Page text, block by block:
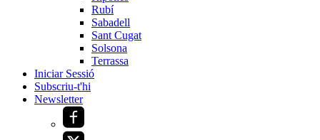
Rubí
Sabadell
Sant Cugat
Solsona
Terrassa
Iniciar Sessió
Subscriu-t'hi
Newsletter